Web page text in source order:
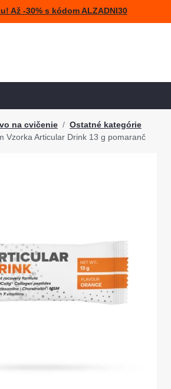
Až -30% s kódom ALZADNI30
na cvičenie
Ostatné kategórie
Vzorka Articular Drink 13 g pomaranč